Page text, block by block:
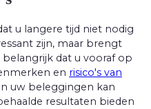
u langere tijd niet nodig
zijn, maar brengt
dat u vooraf op
en risico's van
uw beleggingen kan
resultaten bieden